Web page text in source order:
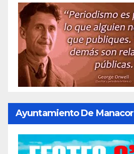
Ayuntamiento De Manacor